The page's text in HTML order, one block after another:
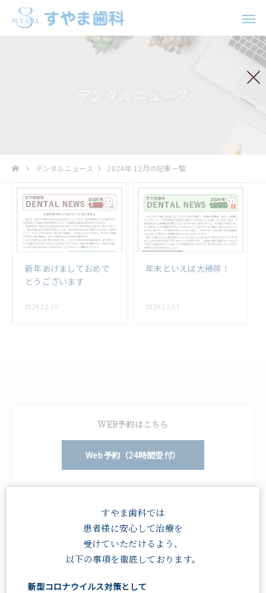
ホワイトニング 矯正治
デンタルニュース
デンタルニュース 2024年 12月の記事一覧
新年あけましておめで
とうございます
2024.12.30
年末といえば大掃除！
2024.12.03
WEB予約はこちら
Web予約（24時間受付）
電話予約はこちら
095-843-7234
受付：9:00 - 18:00
休診：土午後・日・祝
すやま歯科では
患者様に安心して治療を
受けていただけるよう、
以下の事項を徹底しております。
新型コロナウイルス対策として